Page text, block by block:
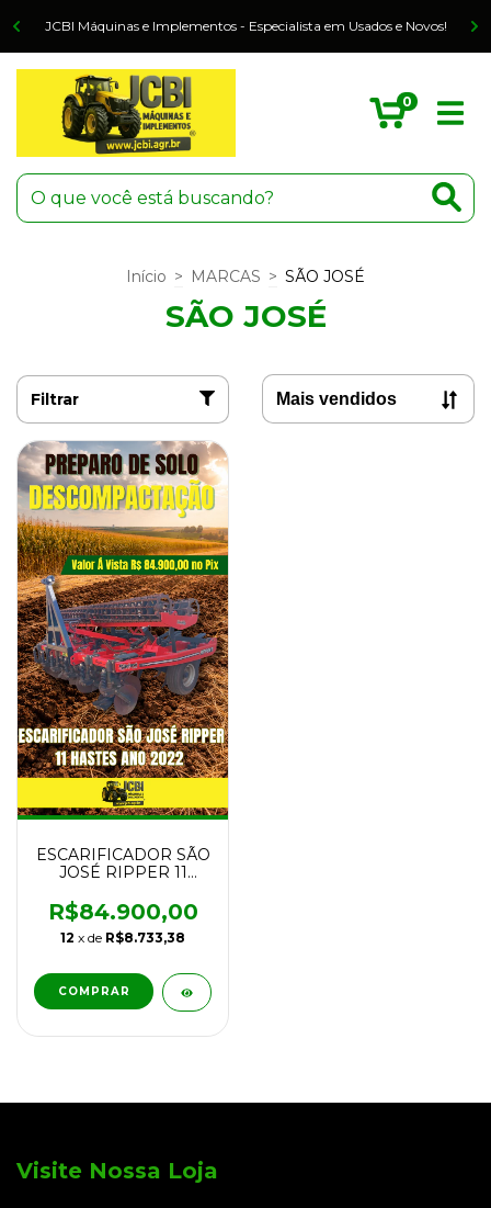
JCBI Máquinas e Implementos - Especialista em Usados e Novos!
0
Início > MARCAS > SÃO JOSÉ
SÃO JOSÉ
Filtrar
ESCARIFICADOR SÃO
JOSÉ RIPPER 11
R$84.900,00
12 x de R$8.733,38
Visite Nossa Loja